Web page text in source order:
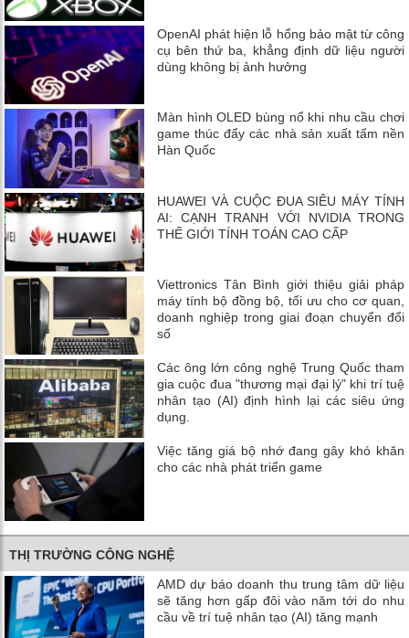
OpenAI phát hiện lỗ hổng bảo mật từ công
cụ bên thứ ba, khẳng định dữ liệu người
dùng không bị ảnh hưởng
Màn hình OLED bùng nổ khi nhu cầu chơi
game thúc đẩy các nhà sản xuất tấm nền
Hàn Quốc
HUAWEI VÀ CUỘC ĐUA SIÊU MÁY TÍNH
AI: CẠNH TRANH VỚI NVIDIA TRONG
THẾ GIỚI TÍNH TOÁN CAO CẤP
Viettronics Tân Bình giới thiệu giải pháp
máy tính bộ đồng bộ, tối ưu cho cơ quan,
doanh nghiệp trong giai đoạn chuyển đổi
số
Các ông lớn công nghệ Trung Quốc tham
gia cuộc đua "thương mại đại lý" khi trí tuệ
nhân tạo (AI) định hình lại các siêu ứng
dụng.
Việc tăng giá bộ nhớ đang gây khó khăn
cho các nhà phát triển game
THỊ TRƯỜNG CÔNG NGHỆ
AMD dự báo doanh thu trung tâm dữ liệu
sẽ tăng hơn gấp đôi vào năm tới do nhu
cầu về trí tuệ nhân tạo (AI) tăng mạnh